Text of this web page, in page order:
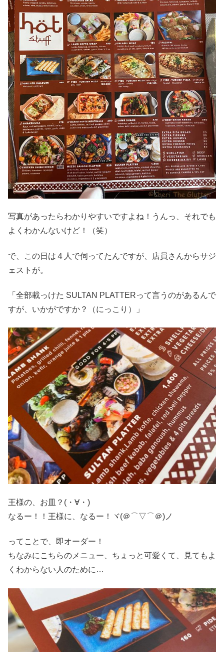
写真があったらわかりやすいですよね！うんっ、それでも
よくわかんないけど！（笑）
で、この日は４人で伺ってたんですが、店員さんからサジ
ェストが。
「全部載っけた SULTAN PLATTERって言うのがあるんで
すが、いかがですか？（にっこり）」
王様の、お皿？(・∀・)
なるー！！王様に、なるー！ヾ(＠⌒▽⌒＠)ノ
ってことで、即オーダー！
ちなみにこちらのメニュー、ちょっと可愛くて、見てもよ
くわからない人のために…